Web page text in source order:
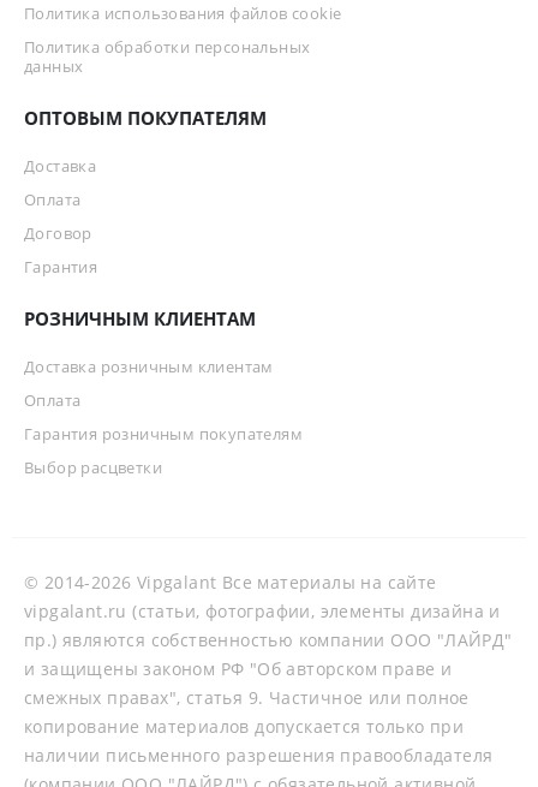
Политика использования файлов cookie
Политика обработки персональных
данных
ОПТОВЫМ ПОКУПАТЕЛЯМ
Доставка
Оплата
Договор
Гарантия
РОЗНИЧНЫМ КЛИЕНТАМ
Доставка розничным клиентам
Оплата
Гарантия розничным покупателям
Выбор расцветки
© 2014-2026 Vipgalant Все материалы на сайте
vipgalant.ru (статьи, фотографии, элементы дизайна и
пр.) являются собственностью компании ООО "ЛАЙРД"
и защищены законом РФ "Об авторском праве и
смежных правах", статья 9. Частичное или полное
копирование материалов допускается только при
наличии письменного разрешения правообладателя